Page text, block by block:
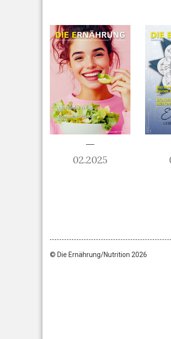
02.2025
© Die Ernährung/Nutrition 2026